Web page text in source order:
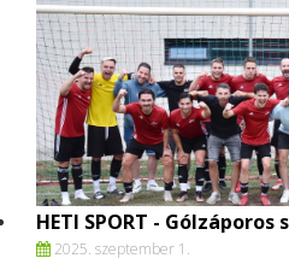
HETI SPORT -
2025. szeptember 1.